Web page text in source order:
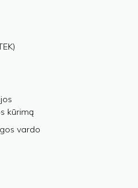
kūrimą
vardo